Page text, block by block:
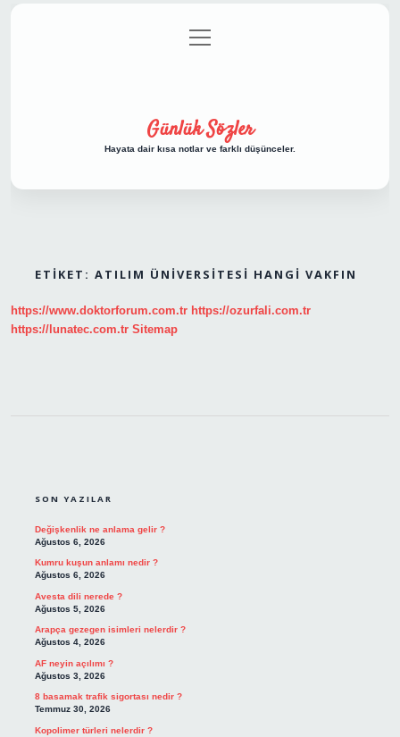
Gizlilik Politikası
menüyü
aç
Günlük Sözler
Hayata dair kısa notlar ve farklı düşünceler.
ETIKET: ATILIM ÜNIVERSITESI HANGI VAKFIN
https://www.doktorforum.com.tr https://ozurfali.com.tr
https://lunatec.com.tr Sitemap
SON YAZILAR
Değişkenlik ne anlama gelir ?
Ağustos 6, 2026
Kumru kuşun anlamı nedir ?
Ağustos 6, 2026
Avesta dili nerede ?
Ağustos 5, 2026
Arapça gezegen isimleri nelerdir ?
Ağustos 4, 2026
AF neyin açılımı ?
Ağustos 3, 2026
8 basamak trafik sigortası nedir ?
Temmuz 30, 2026
Kopolimer türleri nelerdir ?